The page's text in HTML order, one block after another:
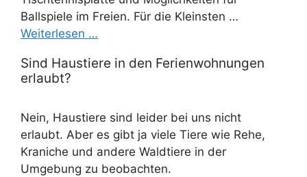
Ballspiele im Freien. Für die Kleinsten …
Weiterlesen …
Sind Haustiere in den Ferienwohnungen
erlaubt?
Nein, Haustiere sind leider bei uns nicht
erlaubt. Aber es gibt ja viele Tiere wie Rehe,
Kraniche und andere Waldtiere in der
Umgebung zu beobachten.